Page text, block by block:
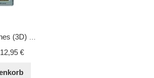
12,95 €